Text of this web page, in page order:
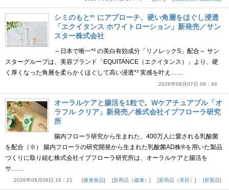
シミのもと*¹ にアプローチ、硬い角層をほぐし浸透
「エクイタンス ホワイトローション」新発売／サン
スター株式会社
～日本で唯一*² の美白有効成分「リノレックS」配合～ サン
スターグループは、美容ブランド「EQUITANCE（エクイタンス）」より、硬
く厚くなった角層を柔らかくほぐして高い浸透*³ 実感を叶え……
2026年08月07日 09：44
オーラルケアと腸活を1粒で。Wケアチュアブル「オ
ラフル クリア」新発売／株式会社イブフローラ研究
所
腸内フローラ研究から生まれた、400万人に愛される乳酸菌
を配合（※） 腸内フローラの研究開発から生まれた乳酸菌AD株®を用いた製品
づくりに取り組む株式会社イブフローラ研究所は、オーラルケアと腸活を
サ……
2026年08月06日 18：21 健康食品 新商品（健康） 新商品（美容） 新製品